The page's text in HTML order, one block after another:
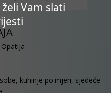
Vam slati
kuhinje po mjeri, sjedeće